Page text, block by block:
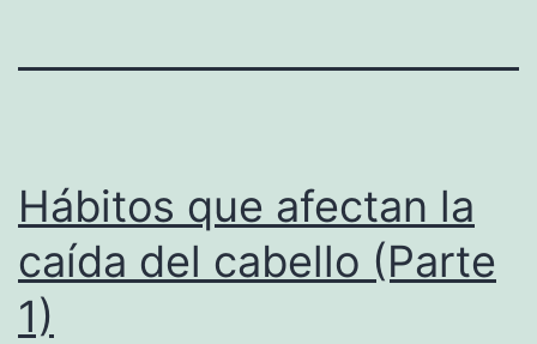
Hábitos que afectan la
caída del cabello (Parte
1)